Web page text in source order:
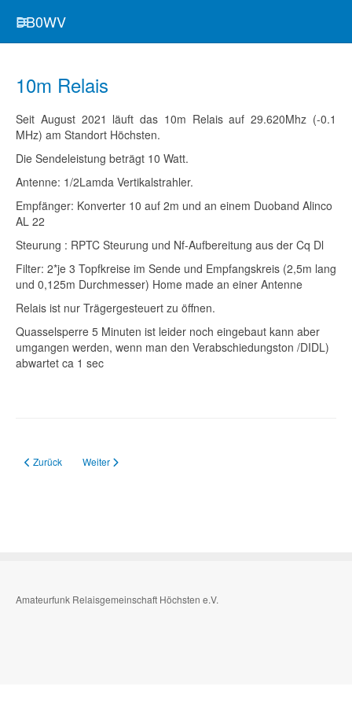
DB0WV
10m Relais
Seit August 2021 läuft das 10m Relais auf 29.620Mhz (-0.1
MHz) am Standort Höchsten.
Die Sendeleistung beträgt 10 Watt.
Antenne: 1/2Lamda Vertikalstrahler.
Empfänger: Konverter 10 auf 2m und an einem Duoband Alinco
AL 22
Steurung : RPTC Steurung und Nf-Aufbereitung aus der Cq Dl
Filter: 2*je 3 Topfkreise im Sende und Empfangskreis (2,5m lang
und 0,125m Durchmesser) Home made an einer Antenne
Relais ist nur Trägergesteuert zu öffnen.
Quasselsperre 5 Minuten ist leider noch eingebaut kann aber
umgangen werden, wenn man den Verabschiedungston /DIDL)
abwartet ca 1 sec
Vorheriger Beitrag: Feinstaub Messwerte
Zurück Nächster Beitrag: Multimode Realis MMDM
Weiter
Amateurfunk Relaisgemeinschaft Höchsten e.V.